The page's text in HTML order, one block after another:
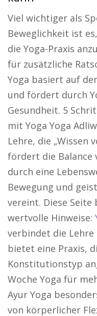
Viel wichtiger als
Beweglichkeit ist
die Yoga-Praxis
für zusätzliche
Yoga basiert auf
und fördert durch
Gesundheit. 5
mit Yoga Yoga
Lehre, die „Wissen
fördert die Balance
durch eine
Bewegung und
vereint. Diese
wertvolle Hinweise:
verbindet die Lehre
bietet eine Praxis,
Konstitutionstyp
Woche Yoga für
Ayur Yoga
von körperlicher